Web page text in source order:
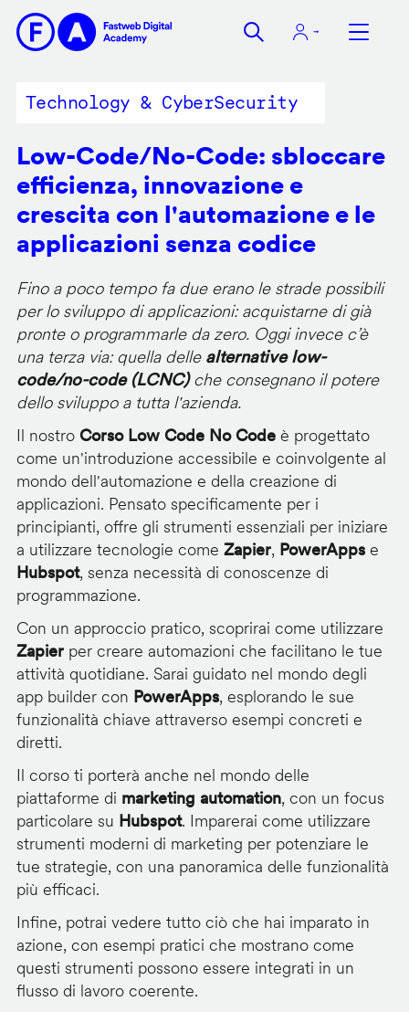
contenuto
Technology & CyberSecurity
Low-Code/No-Code: sbloccare
efficienza, innovazione e
crescita con l'automazione e le
applicazioni senza codice
Fino a poco tempo fa due erano le strade possibili
per lo sviluppo di applicazioni: acquistarne di già
pronte o programmarle da zero. Oggi invece c’è
una terza via: quella delle alternative low-
code/no-code (LCNC)che consegnano il potere
dello sviluppo a tutta l'azienda.
Il nostro Corso Low Code No Codeè progettato
come un'introduzione accessibile e coinvolgente al
mondo dell'automazione e della creazione di
applicazioni. Pensato specificamente per i
principianti, offre gli strumenti essenziali per iniziare
a utilizzare tecnologie come Zapier, PowerAppse
Hubspot, senza necessità di conoscenze di
programmazione.
Con un approccio pratico, scoprirai come utilizzare
Zapierper creare automazioni che facilitano le tue
attività quotidiane. Sarai guidato nel mondo degli
app builder con PowerApps, esplorando le sue
funzionalità chiave attraverso esempi concreti e
diretti.
Il corso ti porterà anche nel mondo delle
piattaforme di marketing automation, con un focus
particolare su Hubspot. Imparerai come utilizzare
strumenti moderni di marketing per potenziare le
tue strategie, con una panoramica delle funzionalità
più efficaci.
Infine, potrai vedere tutto ciò che hai imparato in
azione, con esempi pratici che mostrano come
questi strumenti possono essere integrati in un
flusso di lavoro coerente.